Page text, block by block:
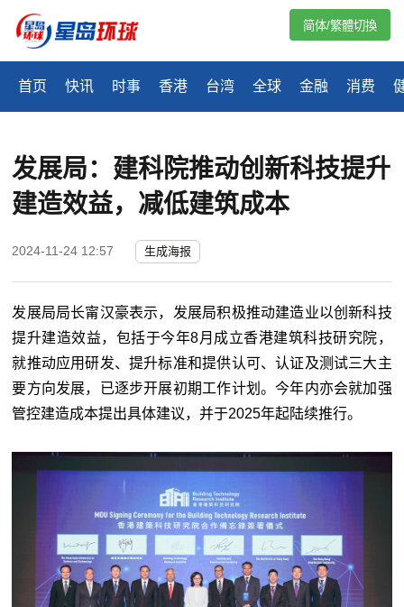
首页 快讯 时事 香港 台湾 全球 金融 消费
简体/繁體切換
发展局：建科院推动创新科技提升
建造效益，减低建筑成本
2024-11-24 12:57 生成海报
发展局局长甯汉豪表示，发展局积极推动建造业以创新科技
提升建造效益，包括于今年8月成立香港建筑科技研究院，
就推动应用研发、提升标准和提供认可、认证及测试三大主
要方向发展，已逐步开展初期工作计划。今年内亦会就加强
管控建造成本提出具体建议，并于2025年起陆续推行。